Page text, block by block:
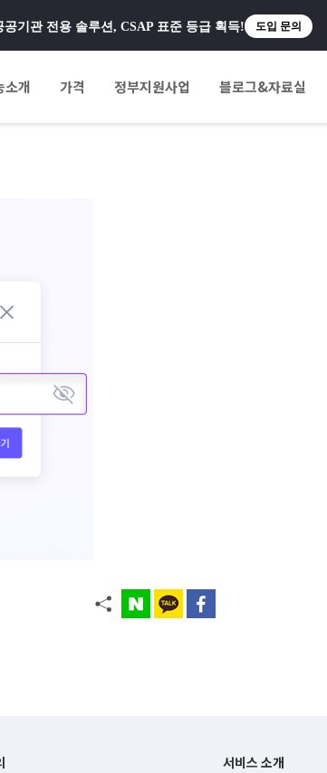
공기관 전용 솔루션, CSAP 표준 등급 획득! 도입 문의
소개 가격 정부지원사업 블로그&자료실
서비스 소개